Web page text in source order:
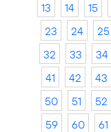
13
14 15
23
24 25
32
33 34
41
42 43
50
51 52
59
60 61